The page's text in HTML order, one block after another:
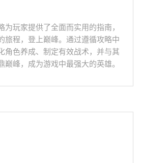
为玩家提供了全面而实用的指南，
旅程，登上巅峰。通过遵循攻略中
角色养成、制定有效战术，并与其
巅峰，成为游戏中最强大的英雄。